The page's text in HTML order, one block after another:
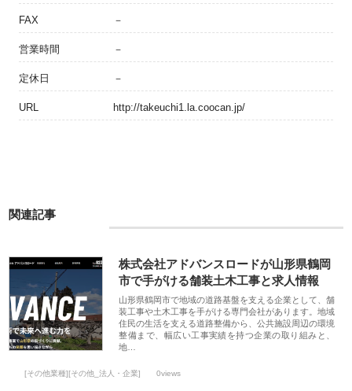
FAX －
営業時間 －
定休日 －
URL http://takeuchi1.la.coocan.jp/
関連記事
株式会社アドバンスロードが山形県鶴岡
市で手がける舗装土木工事と求人情報
山形県鶴岡市で地域の道路基盤を支える企業として、舗
装工事や土木工事を手がける専門会社があります。地域
住民の生活を支える道路整備から、公共施設周辺の環境
整備まで、幅広い工事実績を持つ企業の取り組みと、
地…
[その他業種][その他_法人・企業] 0views